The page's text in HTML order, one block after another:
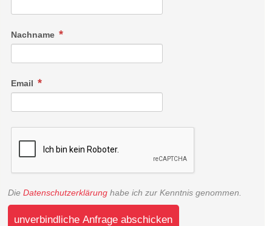
Nachname
Email
Die Datenschutzerklärung habe ich zur Kenntnis genommen.
unverbindliche Anfrage abschicken